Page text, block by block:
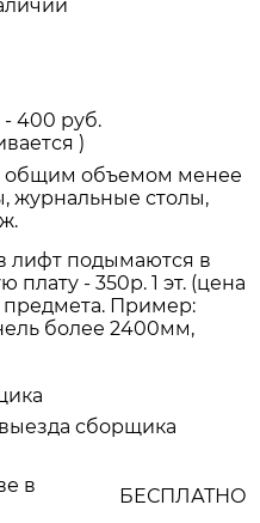
400 руб.
)
общим объемом менее
журнальные столы,
лифт подымаются в
- 350р. 1 эт. (цена
предмета. Пример:
более 2400мм,
сборщика
в
БЕСПЛАТНО